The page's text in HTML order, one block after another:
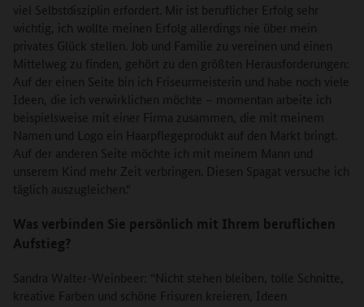
viel Selbstdisziplin erfordert. Mir ist beruflicher Erfolg sehr
wichtig, ich wollte meinen Erfolg allerdings nie über mein
privates Glück stellen. Job und Familie zu vereinen und einen
Mittelweg zu finden, gehört zu den größten Herausforderungen:
Auf der einen Seite bin ich Friseurmeisterin und habe noch viele
Ideen, die ich verwirklichen möchte – momentan arbeite ich
beispielsweise mit einer Firma zusammen, die mit meinem
Namen und Logo ein Haarpflegeprodukt auf den Markt bringt.
Auf der anderen Seite möchte ich mit meinem Mann und
unserem Kind mehr Zeit verbringen. Diesen Spagat versuche ich
täglich auszugleichen.“
Was verbinden Sie persönlich mit Ihrem beruflichen
Aufstieg?
Sandra Walter-Weinbeer: “Nicht stehen bleiben, tolle Schnitte,
kreative Farben und schöne Frisuren kreieren, Ideen